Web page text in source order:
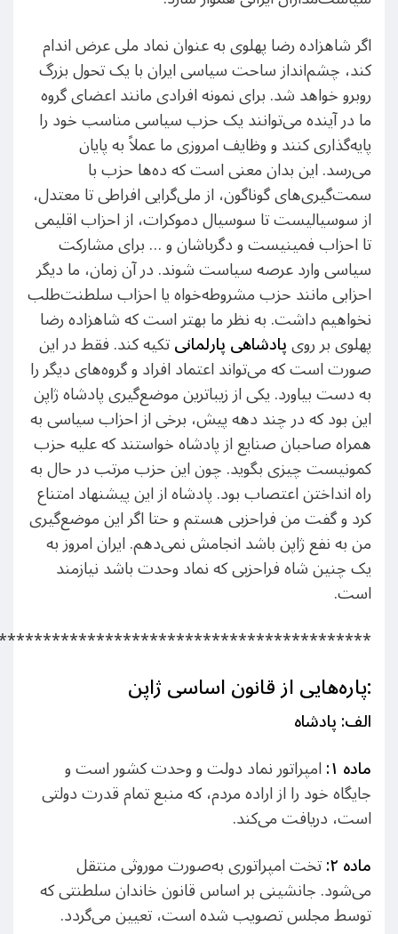
اگر شاهزاده رضا پهلوی به عنوان نماد ملی عرض اندام
کند، چشم‌انداز ساحت سیاسی ایران با یک تحول بزرگ
روبرو خواهد شد. برای نمونه افرادی مانند اعضای گروه
ما در آینده می‌توانند یک حزب سیاسی مناسب خود را
پایه‌گذاری کنند و وظایف امروزی ما عملاً به پایان
می‌رسد. این بدان معنی است که ده‌ها حزب با
سمت‌گیری‌های گوناگون، از ملی‌گرایی افراطی تا معتدل،
از سوسیالیست تا سوسیال دموکرات، از احزاب اقلیمی
تا احزاب فمینیست و دگرباشان و … برای مشارکت
سیاسی وارد عرصه سیاست شوند. در آن زمان، ما دیگر
احزابی مانند حزب مشروطه‌خواه یا احزاب سلطنت‌طلب
نخواهیم داشت. به نظر ما بهتر است که شاهزاده رضا
پهلوی بر رویپادشاهی پارلمانیتکیه کند. فقط در این
صورت است که می‌تواند اعتماد افراد و گروه‌های دیگر را
به دست بیاورد. یکی از زیباترین موضع‌گیری پادشاه ژاپن
این بود که در چند دهه پیش، برخی از احزاب سیاسی به
همراه صاحبان صنایع از پادشاه خواستند که علیه حزب
کمونیست چیزی بگوید. چون این حزب مرتب در حال به
راه انداختن اعتصاب بود. پادشاه از این پیشنهاد امتناع
کرد و گفت من فراحزبی هستم و حتا اگر این موضع‌گیری
من به نفع ژاپن باشد انجامش نمی‌دهم. ایران امروز به
یک چنین شاه فراحزبی که نماد وحدت باشد نیازمند
است.
پاره‌هایی از قانون اساسی ژاپن:
الف:‌ پادشاه
ماده ۱ :امپراتور نماد دولت و وحدت کشور است و
جایگاه خود را از اراده مردم، که منبع تمام قدرت دولتی
است، دریافت می‌کند.
ماده ۲ :تخت امپراتوری به‌صورت موروثی منتقل
می‌شود. جانشینی بر اساس قانون خاندان سلطنتی که
توسط مجلس تصویب شده است، تعیین می‌گردد.